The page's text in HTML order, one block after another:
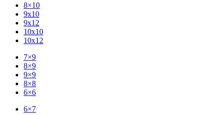
8×10
9x10
9x12
10x10
10x12
7×9
8×9
9×9
8×8
6×6
6×7